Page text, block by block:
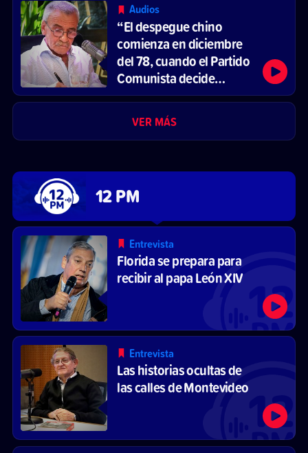
Audios
“El despegue chino
comienza en diciembre
del 78, cuando el Partido
Comunista decide
reformar el sistema
económico y abrirse al
mercado”
VER MÁS
12 PM
Entrevista
Florida se prepara para
recibir al papa León XIV
Entrevista
Las historias ocultas de
las calles de Montevideo